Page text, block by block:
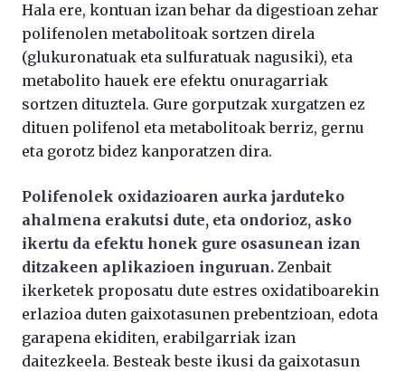
Hala ere, kontuan izan behar da digestioan zehar
polifenolen metabolitoak sortzen direla
(glukuronatuak eta sulfuratuak nagusiki), eta
metabolito hauek ere efektu onuragarriak
sortzen dituztela. Gure gorputzak xurgatzen ez
dituen polifenol eta metabolitoak berriz, gernu
eta gorotz bidez kanporatzen dira.
Polifenolek oxidazioaren aurka jarduteko
ahalmena erakutsi dute, eta ondorioz, asko
ikertu da efektu honek gure osasunean izan
ditzakeen aplikazioen inguruan. Zenbait
ikerketek proposatu dute estres oxidatiboarekin
erlazioa duten gaixotasunen prebentzioan, edota
garapena ekiditen, erabilgarriak izan
daitezkeela. Besteak beste ikusi da gaixotasun